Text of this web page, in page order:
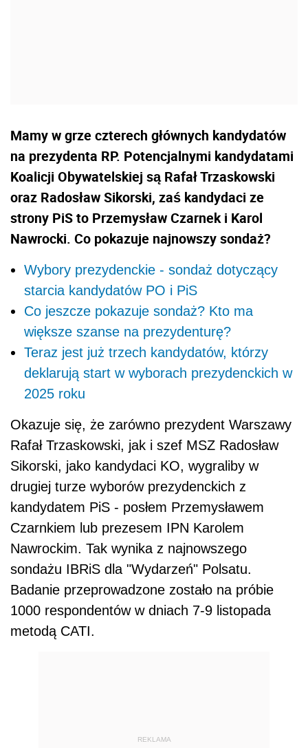
Mamy w grze czterech głównych kandydatów
na prezydenta RP. Potencjalnymi kandydatami
Koalicji Obywatelskiej są Rafał Trzaskowski
oraz Radosław Sikorski, zaś kandydaci ze
strony PiS to Przemysław Czarnek i Karol
Nawrocki. Co pokazuje najnowszy sondaż?
Wybory prezydenckie - sondaż dotyczący
starcia kandydatów PO i PiS
Co jeszcze pokazuje sondaż? Kto ma
większe szanse na prezydenturę?
Teraz jest już trzech kandydatów, którzy
deklarują start w wyborach prezydenckich w
2025 roku
Okazuje się, że zarówno prezydent Warszawy
Rafał Trzaskowski, jak i szef MSZ Radosław
Sikorski, jako kandydaci KO, wygraliby w
drugiej turze wyborów prezydenckich z
kandydatem PiS - posłem Przemysławem
Czarnkiem lub prezesem IPN Karolem
Nawrockim. Tak wynika z najnowszego
sondażu IBRiS dla "Wydarzeń" Polsatu.
Badanie przeprowadzone zostało na próbie
1000 respondentów w dniach 7-9 listopada
metodą CATI.
REKLAMA